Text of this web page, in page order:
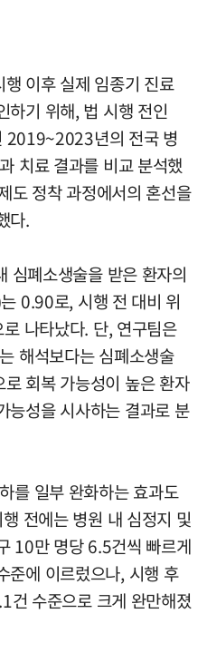
이후 실제 임종기 진료
하기 위해, 법 시행 전인
년의 전국 병
치료 결과를 비교 분석했
도 정착 과정에서의 혼선을
다.
심폐소생술을 받은 환자의
0.90로, 시행 전 대비 위
나타났다. 단, 연구팀은
해석보다는 심폐소생술
회복 가능성이 높은 환자
능성을 시사하는 결과로 분
를 일부 완화하는 효과도
전에는 병원 내 심정지 및
10만 명당 6.5건씩 빠르게
준에 이르렀으나, 시행 후
건 수준으로 크게 완만해졌